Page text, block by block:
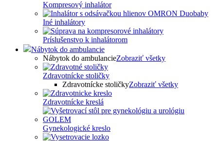
Kompresový inhalátor
Iné inhalátory
Príslušenstvo k inhalátorom
Nábytok do ambulancie
Nábytok do ambulancieZobraziť všetky
Zdravotnícke stoličky
Zdravotnícke stoličkyZobraziť všetky
Zdravotnícke kreslá
Gynekologické kreslo